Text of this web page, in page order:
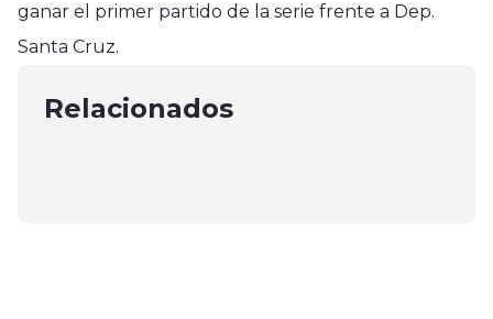
ganar el primer partido de la serie frente a Dep.
Santa Cruz.
Relacionados
Deportes
Constitución y Cauquenes se unen
mayo 4, 2025
Deportes
Colo
ante Uruguay en Sudamericano